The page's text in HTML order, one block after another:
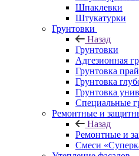
Шпаклевки
Штукатурки
Грунтовки
Назад
Грунтовки
Адгезионная
Грунтовка
Грунтовка
Грунтовка
Специальные
Ремонтные и
Назад
Ремонтные и
Смеси